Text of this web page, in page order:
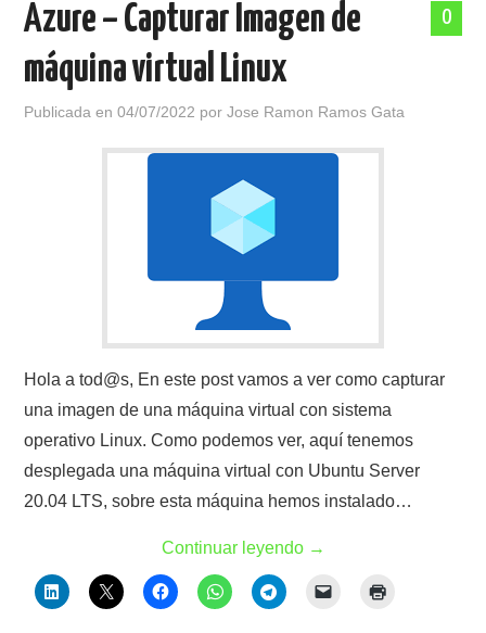
POLÍTICA DE PRIVACIDAD
0
Azure – Capturar Imagen de
máquina virtual Linux
Publicada en04/07/2022 porJose Ramon Ramos Gata
Hola a tod@s, En este post vamos a ver como capturar
una imagen de una máquina virtual con sistema
operativo Linux. Como podemos ver, aquí tenemos
desplegada una máquina virtual con Ubuntu Server
20.04 LTS, sobre esta máquina hemos instalado…
Continuar leyendo →